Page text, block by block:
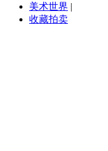
美术世界 |
收藏拍卖